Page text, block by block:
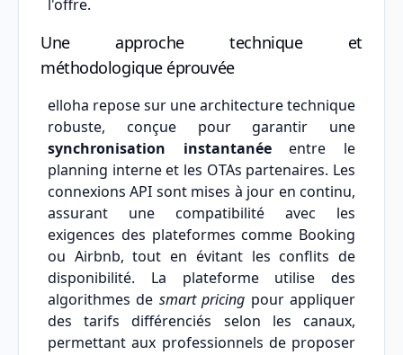
l'offre.
Une approche technique et
méthodologique éprouvée
elloha repose sur une architecture technique
robuste, conçue pour garantir une
synchronisation instantanéeentre le
planning interne et les OTAs partenaires. Les
connexions API sont mises à jour en continu,
assurant une compatibilité avec les
exigences des plateformes comme Booking
ou Airbnb, tout en évitant les conflits de
disponibilité. La plateforme utilise des
algorithmes de smart pricing pour appliquer
des tarifs différenciés selon les canaux,
permettant aux professionnels de proposer